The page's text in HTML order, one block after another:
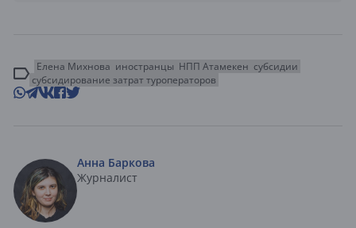
Елена Михнова иностранцы НПП Атамекен субсидии
субсидирование затрат туроператоров
Анна Баркова
Журналист